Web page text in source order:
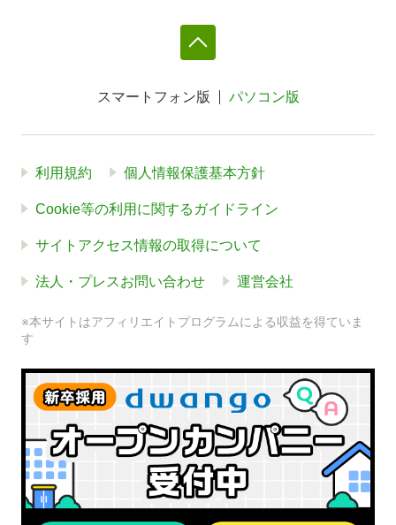
スマートフォン版 パソコン版
利用規約 個人情報保護基本方針
Cookie等の利用に関するガイドライン
サイトアクセス情報の取得について
法人・プレスお問い合わせ 運営会社
※本サイトはアフィリエイトプログラムによる収益を得ていま
す